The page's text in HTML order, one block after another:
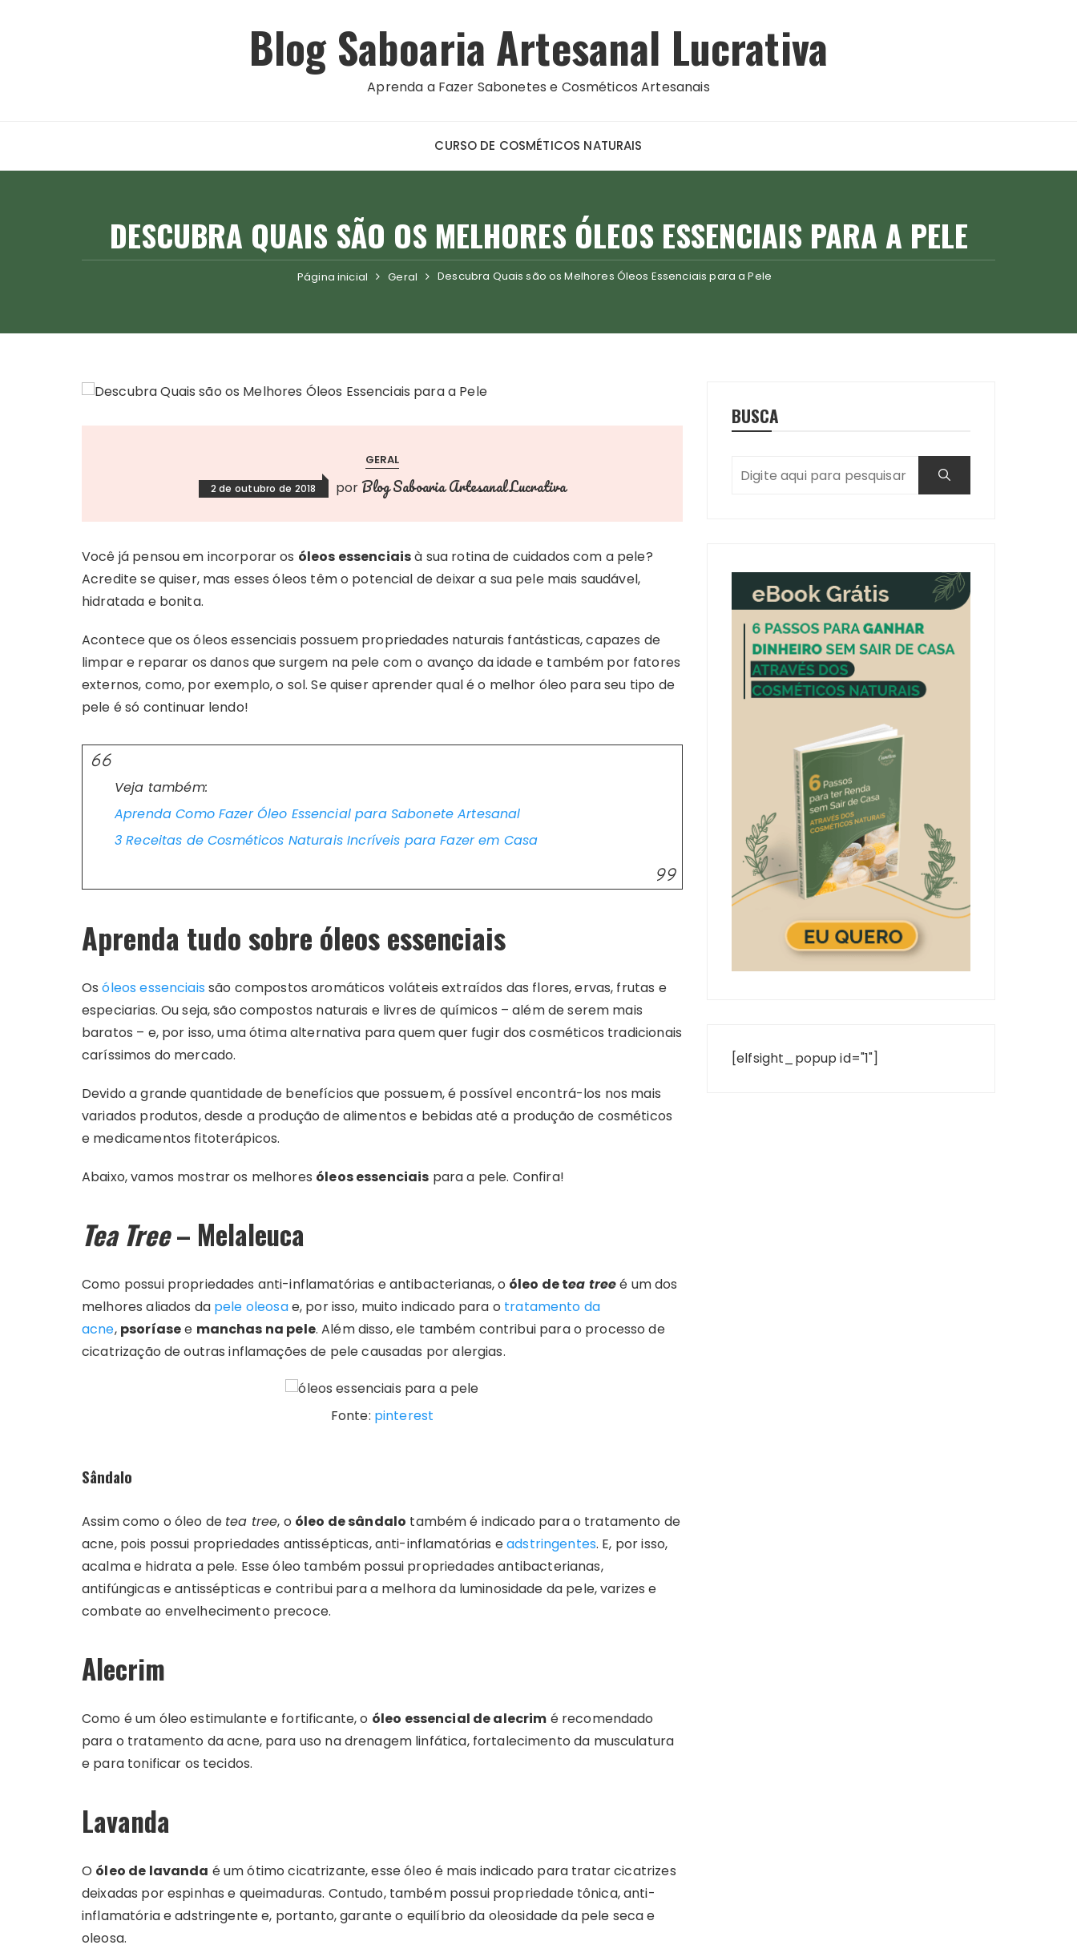
Blog Saboaria Artesanal Lucrativa
Aprenda a Fazer Sabonetes e Cosméticos Artesanais
CURSO DE COSMÉTICOS NATURAIS
DESCUBRA QUAIS SÃO OS MELHORES ÓLEOS ESSENCIAIS PARA A PELE
Página inicial Geral Descubra Quais são os Melhores Óleos Essenciais para a Pele
GERAL
2 de outubro de 2018 por Blog Saboaria Artesanal Lucrativa
Você já pensou em incorporar os óleos essenciaisà sua rotina de cuidados com a pele?
Acredite se quiser, mas esses óleos têm o potencial de deixar a sua pele mais saudável,
hidratada e bonita.
Acontece que os óleos essenciais possuem propriedades naturais fantásticas, capazes de
limpar e reparar os danos que surgem na pele com o avanço da idade e também por fatores
externos, como, por exemplo, o sol. Se quiser aprender qual é o melhor óleo para seu tipo de
pele é só continuar lendo!
Veja também:
Aprenda Como Fazer Óleo Essencial para Sabonete Artesanal
3 Receitas de Cosméticos Naturais Incríveis para Fazer em Casa
Aprenda tudo sobre óleos essenciais
Osóleos essenciais são compostos aromáticos voláteis extraídos das flores, ervas, frutas e
especiarias. Ou seja, são compostos naturais e livres de químicos – além de serem mais
baratos – e, por isso, uma ótima alternativa para quem quer fugir dos cosméticos tradicionais
caríssimos do mercado.
Devido a grande quantidade de benefícios que possuem, é possível encontrá-los nos mais
variados produtos, desde a produção de alimentos e bebidas até a produção de cosméticos
e medicamentos fitoterápicos.
Abaixo, vamos mostrar os melhores óleos essenciais para a pele. Confira!
Tea Tree– Melaleuca
Como possui propriedades anti-inflamatórias e antibacterianas, o óleo de tea treeé um dos
melhores aliados da pele oleosae, por isso, muito indicado para o tratamento da
acne, psoríasee manchas na pele. Além disso, ele também contribui para o processo de
cicatrização de outras inflamações de pele causadas por alergias.
Fonte: pinterest
Sândalo
Assim como o óleo de tea tree, o óleo de sândalo também é indicado para o tratamento de
acne, pois possui propriedades antissépticas, anti-inflamatórias eadstringentes. E, por isso,
acalma e hidrata a pele. Esse óleo também possui propriedades antibacterianas,
antifúngicas e antissépticas e contribui para a melhora da luminosidade da pele, varizes e
combate ao envelhecimento precoce.
Alecrim
Como é um óleo estimulante e fortificante, o óleo essencial de alecrim é recomendado
para o tratamento da acne, para uso na drenagem linfática, fortalecimento da musculatura
e para tonificar os tecidos.
Lavanda
O óleo de lavanda é um ótimo cicatrizante, esse óleo é mais indicado para tratar cicatrizes
deixadas por espinhas e queimaduras. Contudo, também possui propriedade tônica, anti-
inflamatória e adstringente e, portanto, garante o equilíbrio da oleosidade da pele seca e
oleosa.
BUSCA
[elfsight_popup id="1"]